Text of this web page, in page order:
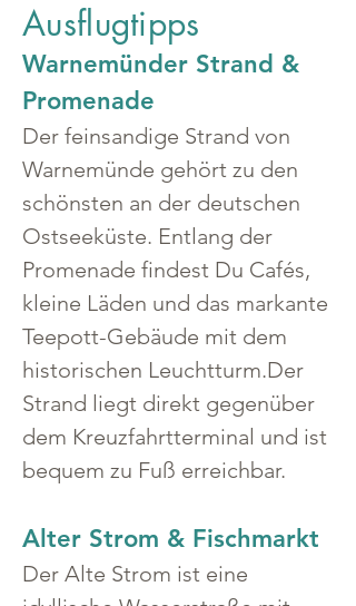
Ausflugtipps
Warnemünder Strand &
Promenade
Der feinsandige Strand von
Warnemünde gehört zu den
schönsten an der deutschen
Ostseeküste. Entlang der
Promenade findest Du Cafés,
kleine Läden und das markante
Teepott-Gebäude mit dem
historischen Leuchtturm.Der
Strand liegt direkt gegenüber
dem Kreuzfahrtterminal und ist
bequem zu Fuß erreichbar.
Alter Strom & Fischmarkt
Der Alte Strom ist eine